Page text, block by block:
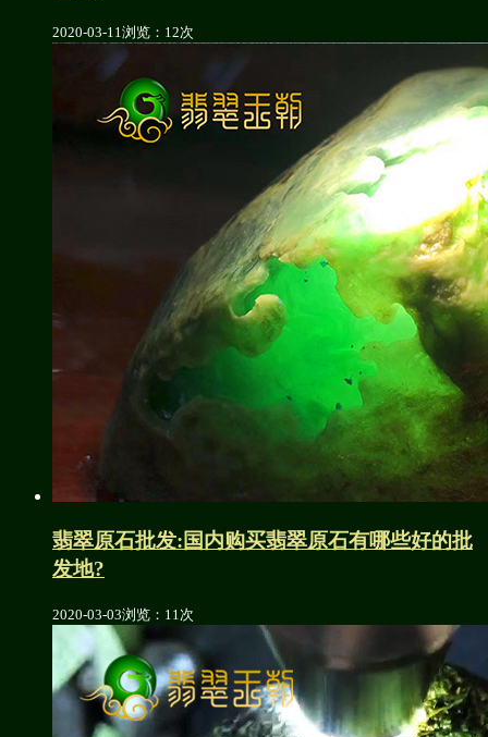
2020-03-11浏览：12次
翡翠原石批发:国内购买翡翠原石有哪些好的批
发地?
2020-03-03浏览：11次